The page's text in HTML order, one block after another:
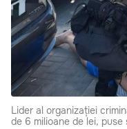
Lider al organizației
de 6 milioane de lei, puse